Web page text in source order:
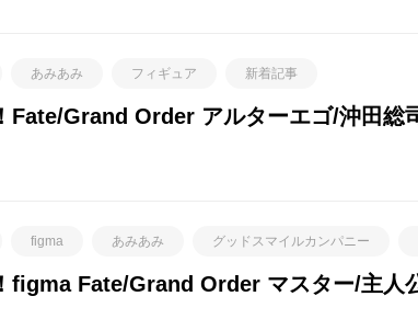
あみあみ フィギュア 新着記事
Fate/Grand Order アルターエゴ/沖田総
figma あみあみ グッドスマイルカンパニー
figma Fate/Grand Order マスター/主人